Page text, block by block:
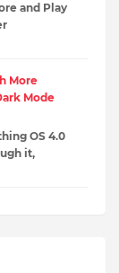
and Play
More
Mode
OS 4.0
it,